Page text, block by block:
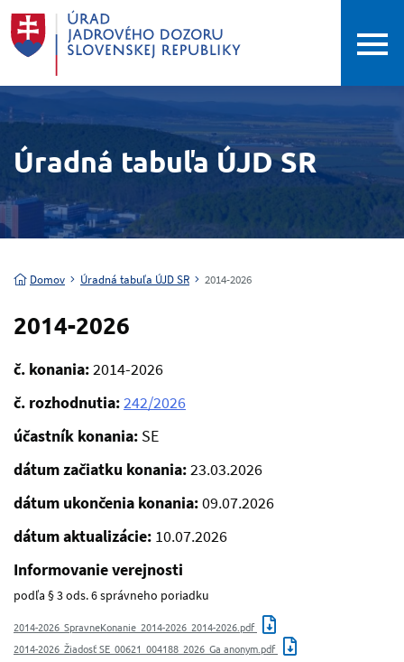
Úradná tabuľa ÚJD SR
Domov Úradná tabuľa ÚJD SR 2014-2026
2014-2026
č. konania:2014-2026
č. rozhodnutia:242/2026
účastník konania: SE
dátum začiatku konania:23.03.2026
dátum ukončenia konania:09.07.2026
dátum aktualizácie: 10.07.2026
Informovanie verejnosti
podľa § 3 ods. 6 správneho poriadku
2014-2026_SpravneKonanie_2014-2026_2014-2026.pdf
2014-2026_Žiadosť SE_00621_004188_2026_Ga anonym.pdf